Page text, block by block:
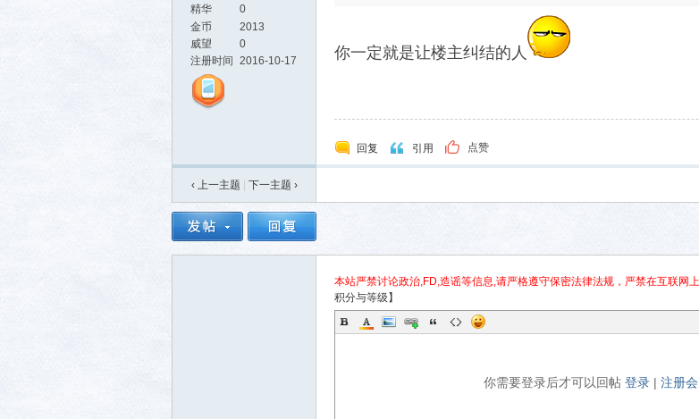
精华
0
金币
2013
威望
0
注册时间
2016-10-17 你一定就是让楼主纠结的人
回复 引用 点赞
‹ 上一主题 下一主题 ›
本站严禁讨论政治,FD,造谣等信息,请严格遵守保密法律法规，严禁在互联网
积分与等级】
你需要登录后才可以回帖 登录| 注册